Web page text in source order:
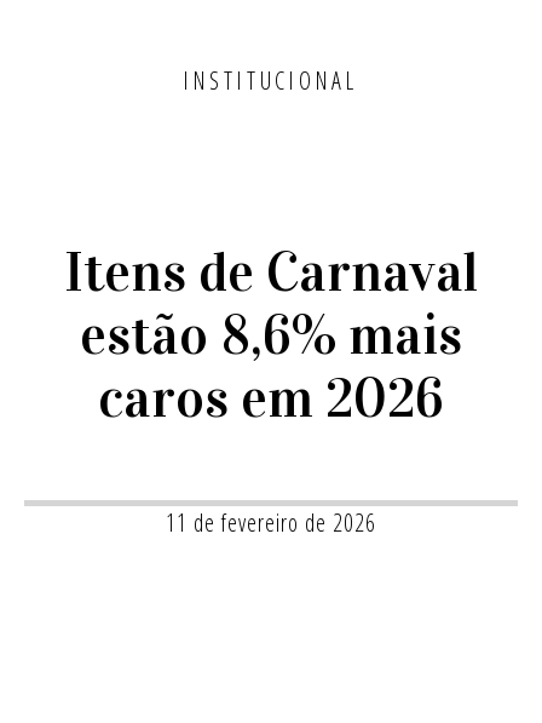
INSTITUCIONAL
Itens de Carnaval
estão 8,6% mais
caros em 2026
11 de fevereiro de 2026